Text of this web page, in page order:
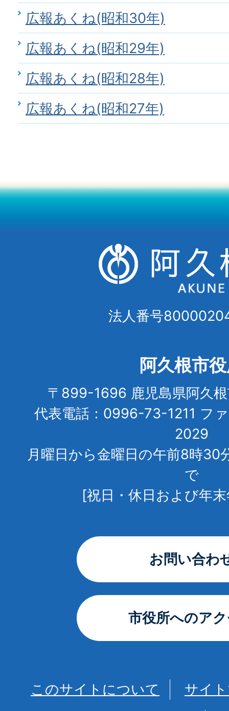
広報あくね(昭和30年)
広報あくね(昭和29年)
広報あくね(昭和28年)
広報あくね(昭和27年)
法人番号
阿久根市
〒899-1696 鹿児島県阿久
代表電話：0996-73-1211 フ
2029
月曜日から金曜日の午前8時30
で
[祝日・休日および年
お問い合わ
市役所へのア
このサイトについて
サイ